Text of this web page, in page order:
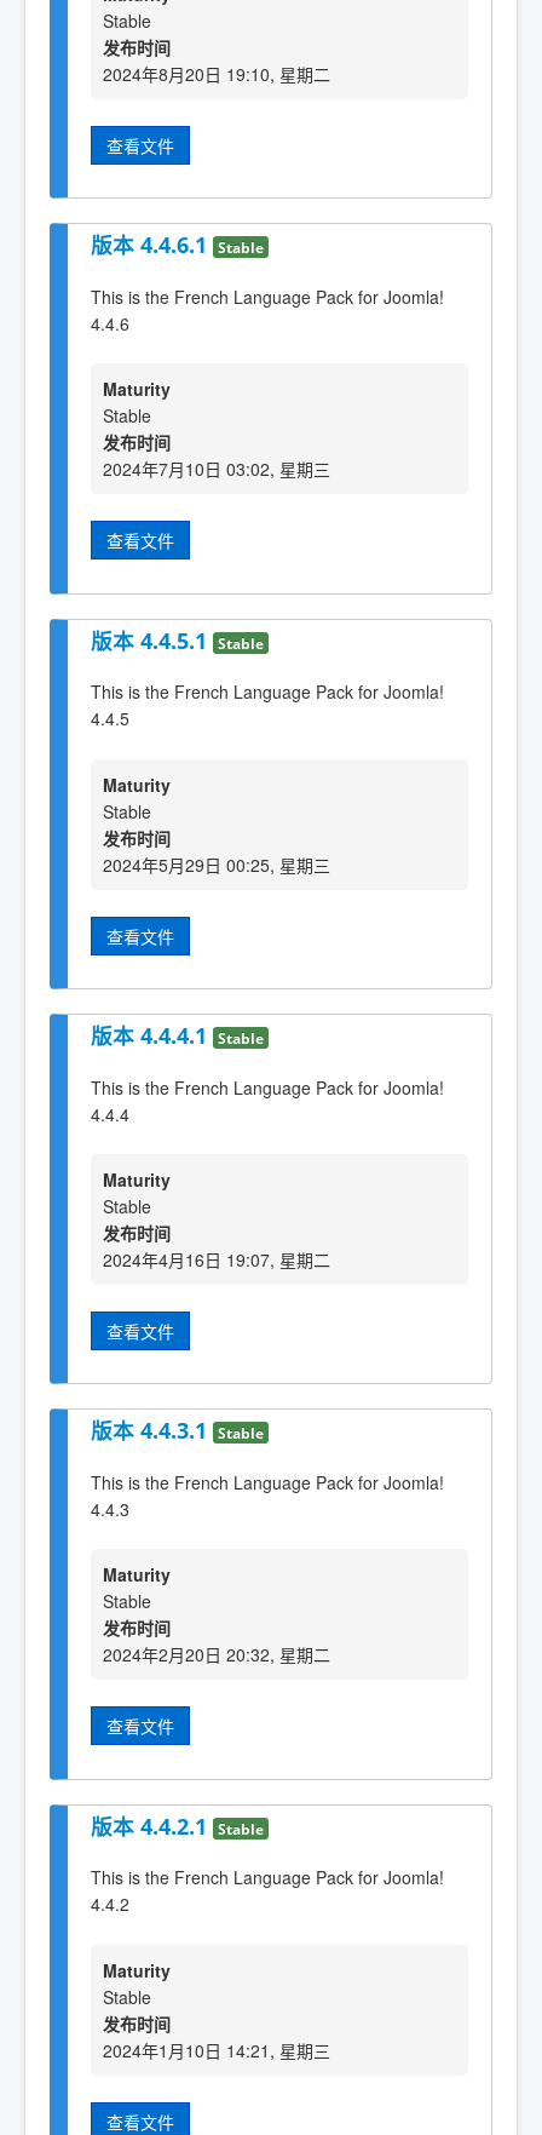
Stable
发布时间
2024年8月20日 19:10, 星期二
查看文件
版本 4.4.6.1 Stable
This is the French Language Pack for Joomla!
4.4.6
Maturity
Stable
发布时间
2024年7月10日 03:02, 星期三
查看文件
版本 4.4.5.1 Stable
This is the French Language Pack for Joomla!
4.4.5
Maturity
Stable
发布时间
2024年5月29日 00:25, 星期三
查看文件
版本 4.4.4.1 Stable
This is the French Language Pack for Joomla!
4.4.4
Maturity
Stable
发布时间
2024年4月16日 19:07, 星期二
查看文件
版本 4.4.3.1 Stable
This is the French Language Pack for Joomla!
4.4.3
Maturity
Stable
发布时间
2024年2月20日 20:32, 星期二
查看文件
版本 4.4.2.1 Stable
This is the French Language Pack for Joomla!
4.4.2
Maturity
Stable
发布时间
2024年1月10日 14:21, 星期三
查看文件